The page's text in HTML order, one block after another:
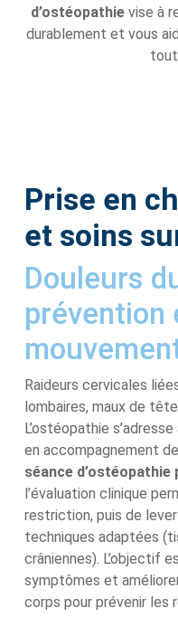
d’ostéopathie vise à
durablement et vous
Prise en
et soins
Douleurs
prévention
Raideurs cervicales
lombaires, maux de
L’ostéopathie
en accompagnement
séance
l’évaluation clinique
restriction, puis de
techniques adaptées
crâniennes). L’objectif
symptômes et
corps pour prévenir les